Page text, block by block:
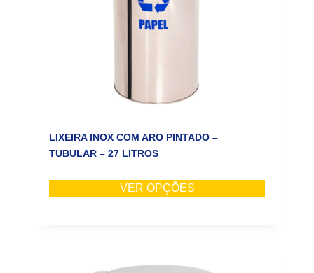
LIXEIRA INOX COM ARO PINTADO –
TUBULAR – 27 LITROS
VER OPÇÕES